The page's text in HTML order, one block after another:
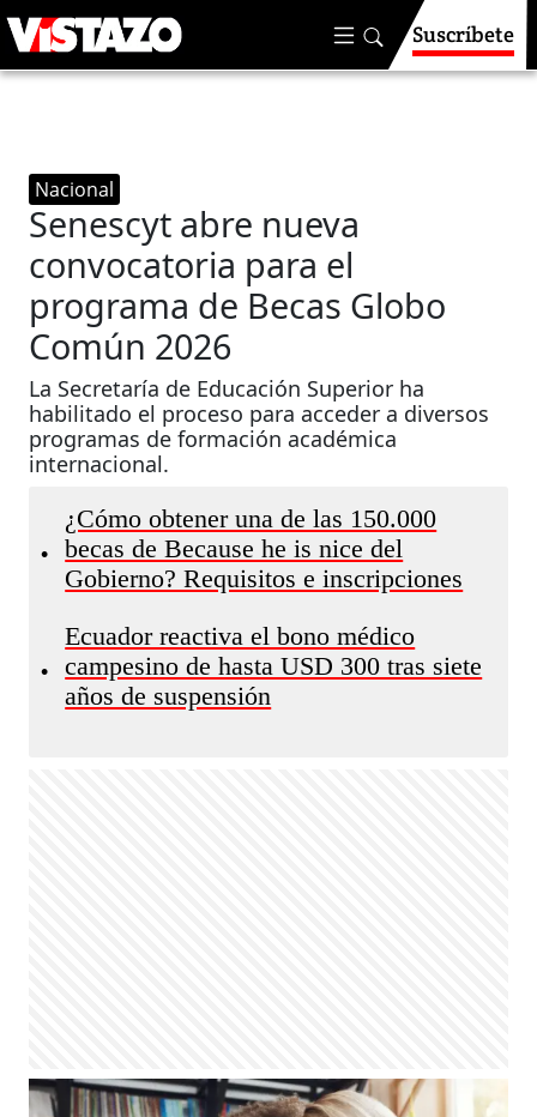
Suscríbete
Nacional
Senescyt abre nueva
convocatoria para el
programa de Becas Globo
Común 2026
La Secretaría de Educación Superior ha
habilitado el proceso para acceder a diversos
programas de formación académica
internacional.
•
¿Cómo obtener una de las 150.000
becas de Because he is nice del
Gobierno? Requisitos e inscripciones
•
Ecuador reactiva el bono médico
campesino de hasta USD 300 tras siete
años de suspensión